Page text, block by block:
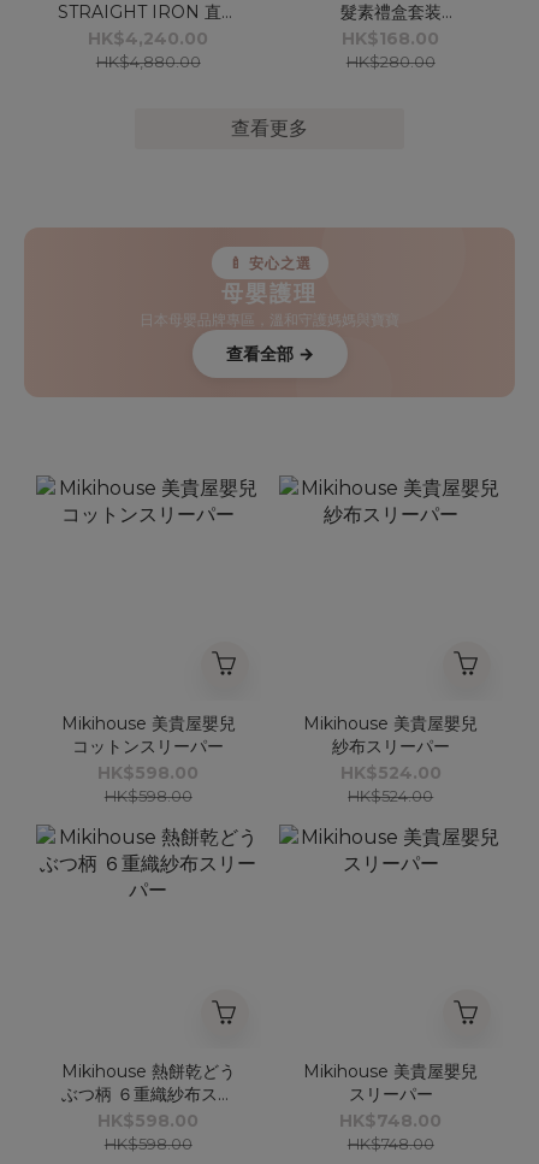
STRAIGHT IRON 直髮
夾
HK$4,240.00
HK$4,880.00
髮素禮盒套装
(240ml+240g)
HK$168.00
HK$280.00
查看更多
🍼 安心之選
母嬰護理
日本母嬰品牌專區，溫和守護媽媽與寶寶
查看全部 →
Mikihouse 美貴屋嬰兒
コットンスリーパー
HK$598.00
HK$598.00
Mikihouse 美貴屋嬰兒
紗布スリーパー
HK$524.00
HK$524.00
Mikihouse 熱餅乾どう
ぶつ柄 ６重織紗布スリ
ーパー
HK$598.00
HK$598.00
Mikihouse 美貴屋嬰兒
スリーパー
HK$748.00
HK$748.00